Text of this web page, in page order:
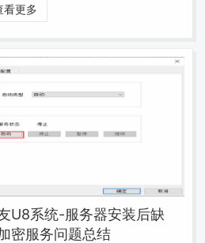
出库数量向上取整的功能。用于原
是整体不可分割的情况下
看更多
U8系统-服务器安装后缺
密服务问题总结